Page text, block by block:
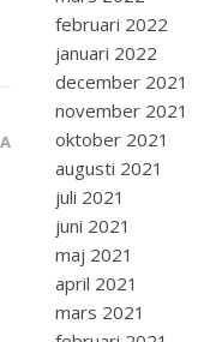
februari 2022
januari 2022
december 2021
november 2021
oktober 2021
augusti 2021
juli 2021
juni 2021
maj 2021
april 2021
mars 2021